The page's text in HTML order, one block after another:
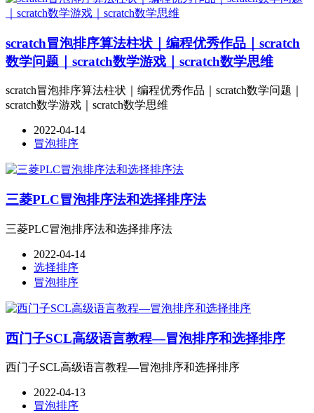
scratch冒泡排序算法柱状｜编程优秀作品｜scratch
数学问题｜scratch数学游戏｜scratch数学思维
scratch冒泡排序算法柱状｜编程优秀作品｜scratch数学问题｜
scratch数学游戏｜scratch数学思维
2022-04-14
冒泡排序
三菱PLC冒泡排序法和选择排序法
三菱PLC冒泡排序法和选择排序法
2022-04-14
选择排序
冒泡排序
西门子SCL高级语言教程—冒泡排序和选择排序
西门子SCL高级语言教程—冒泡排序和选择排序
2022-04-13
冒泡排序